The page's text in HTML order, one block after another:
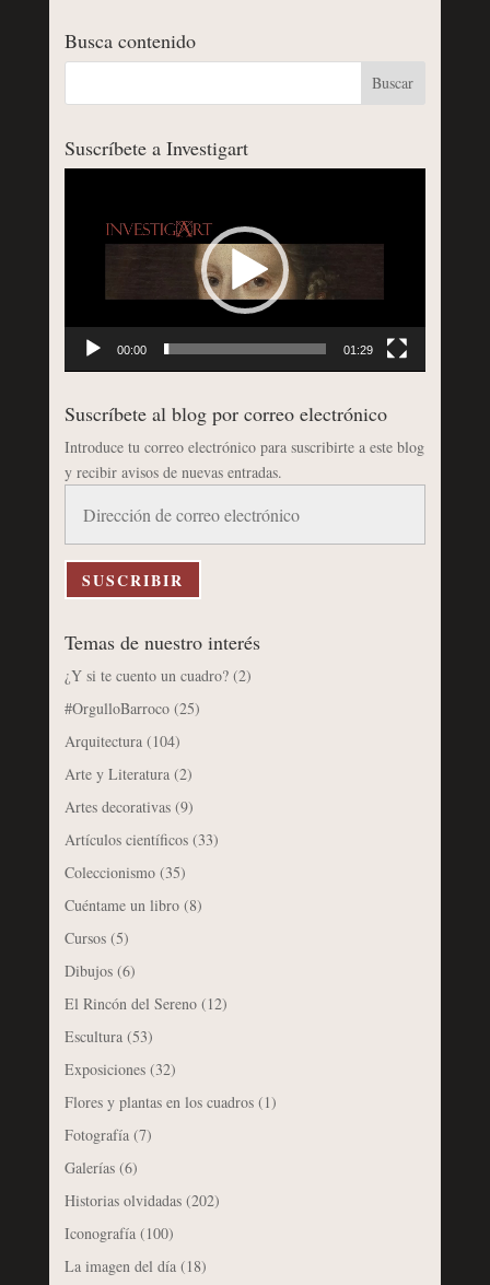
Busca contenido
Suscríbete a Investigart
00:00 01:29
Suscríbete al blog por correo electrónico
Introduce tu correo electrónico para suscribirte a este blog
y recibir avisos de nuevas entradas.
correo
electrónico
SUSCRIBIR
Temas de nuestro interés
¿Y si te cuento un cuadro?(2)
#OrgulloBarroco(25)
Arquitectura(104)
Arte y Literatura(2)
Artes decorativas(9)
Artículos científicos(33)
Coleccionismo(35)
Cuéntame un libro(8)
Cursos(5)
Dibujos(6)
El Rincón del Sereno(12)
Escultura(53)
Exposiciones(32)
Flores y plantas en los cuadros(1)
Fotografía(7)
Galerías(6)
Historias olvidadas(202)
Iconografía(100)
La imagen del día(18)